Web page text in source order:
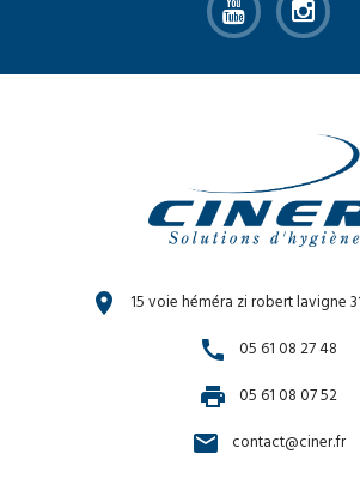
location_on 15 voie héméra zi robert lavigne
call 05 61 08 27 48
print 05 61 08 07 52
email contact@ciner.fr